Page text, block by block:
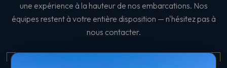
une expérience à la hauteur de nos embarcations. Nos
équipes restent à votre entière disposition — n'hésitez pas à
nous contacter.